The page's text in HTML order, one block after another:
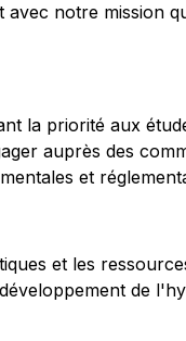
notre mission
la priorité aux
auprès des
et
et les
de